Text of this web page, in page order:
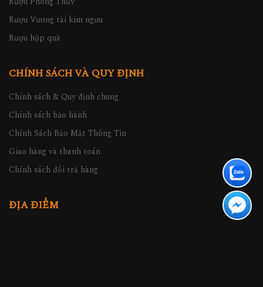
Rượu Vương tài kim ngưu
Rượu hộp quà
CHÍNH SÁCH VÀ QUY ĐỊNH
Chính sách & Quy định chung
Chính sách bảo hành
Chính Sách Bảo Mật Thông Tin
Giao hàng và thanh toán
Chính sách đổi trả hàng
ĐỊA ĐIỂM